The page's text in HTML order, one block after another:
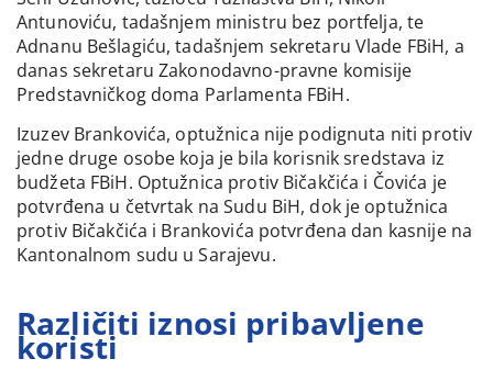
Antunoviću, tadašnjem ministru bez portfelja, te
Adnanu Bešlagiću, tadašnjem sekretaru Vlade FBiH, a
danas sekretaru Zakonodavno-pravne komisije
Predstavničkog doma Parlamenta FBiH.
Izuzev Brankovića, optužnica nije podignuta niti protiv
jedne druge osobe koja je bila korisnik sredstava iz
budžeta FBiH. Optužnica protiv Bičakčića i Čovića je
potvrđena u četvrtak na Sudu BiH, dok je optužnica
protiv Bičakčića i Brankovića potvrđena dan kasnije na
Kantonalnom sudu u Sarajevu.
Različiti iznosi pribavljene
koristi